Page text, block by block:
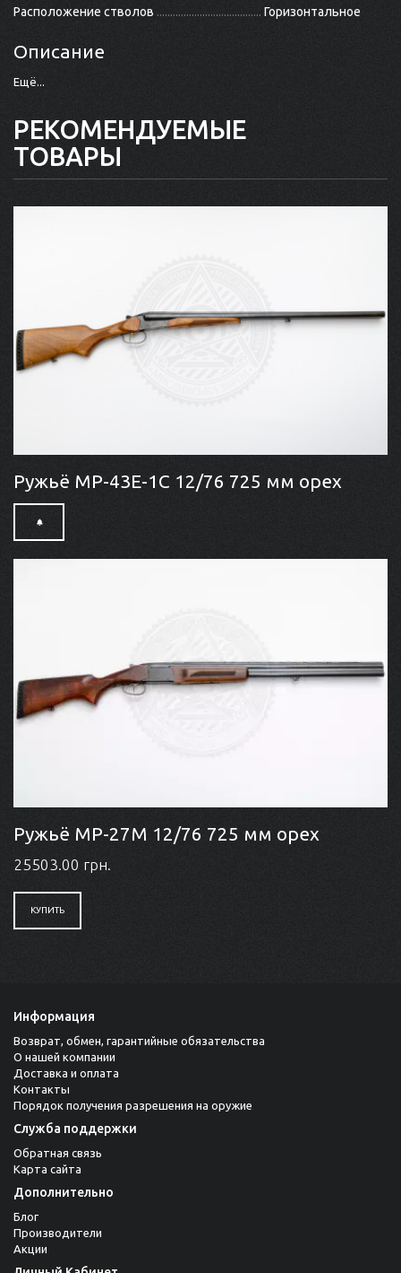
Расположение стволов
Горизонтальное
Описание
Ещё...
РЕКОМЕНДУЕМЫЕ
ТОВАРЫ
Ружьё МР-43Е-1С 12/76 725 мм орех
Ружьё МР-27М 12/76 725 мм орех
25503.00 грн.
КУПИТЬ
Информация
Возврат, обмен, гарантийные обязательства
О нашей компании
Доставка и оплата
Контакты
Порядок получения разрешения на оружие
Служба поддержки
Обратная связь
Карта сайта
Дополнительно
Блог
Производители
Акции